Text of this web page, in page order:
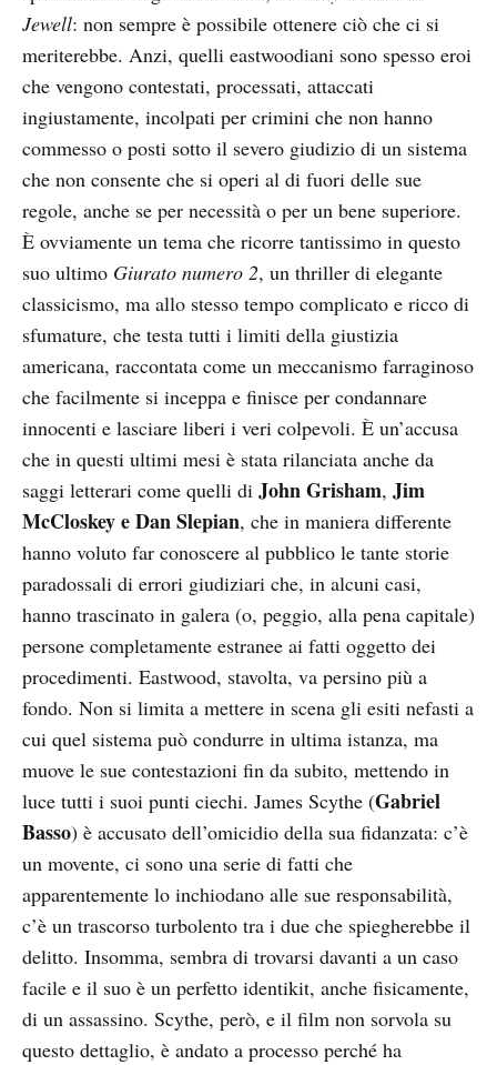
Jewell: non sempre è possibile ottenere ciò che ci si
meriterebbe. Anzi, quelli eastwoodiani sono spesso eroi
che vengono contestati, processati, attaccati
ingiustamente, incolpati per crimini che non hanno
commesso o posti sotto il severo giudizio di un sistema
che non consente che si operi al di fuori delle sue
regole, anche se per necessità o per un bene superiore.
È ovviamente un tema che ricorre tantissimo in questo
suo ultimo Giurato numero 2, un thriller di elegante
classicismo, ma allo stesso tempo complicato e ricco di
sfumature, che testa tutti i limiti della giustizia
americana, raccontata come un meccanismo farraginoso
che facilmente si inceppa e finisce per condannare
innocenti e lasciare liberi i veri colpevoli. È un’accusa
che in questi ultimi mesi è stata rilanciata anche da
saggi letterari come quelli di John Grisham, Jim
McCloskey eDan Slepian, che in maniera differente
hanno voluto far conoscere al pubblico le tante storie
paradossali di errori giudiziari che, in alcuni casi,
hanno trascinato in galera (o, peggio, alla pena capitale)
persone completamente estranee ai fatti oggetto dei
procedimenti. Eastwood, stavolta, va persino più a
fondo. Non si limita a mettere in scena gli esiti nefasti a
cui quel sistema può condurre in ultima istanza, ma
muove le sue contestazioni fin da subito, mettendo in
luce tutti i suoi punti ciechi. James Scythe (Gabriel
Basso) è accusato dell’omicidio della sua fidanzata: c’è
un movente, ci sono una serie di fatti che
apparentemente lo inchiodano alle sue responsabilità,
c’è un trascorso turbolento tra i due che spiegherebbe il
delitto. Insomma, sembra di trovarsi davanti a un caso
facile e il suo è un perfetto identikit, anche fisicamente,
di un assassino. Scythe, però, e il film non sorvola su
questo dettaglio, è andato a processo perché ha